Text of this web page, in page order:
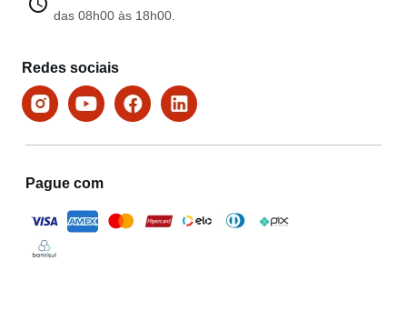
das 08h00 às 18h00.
Redes sociais
Pague com